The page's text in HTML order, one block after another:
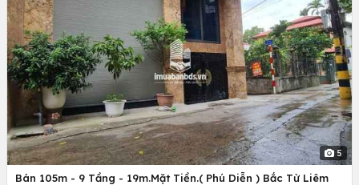
5
Bán 105m - 9 Tầng - 19m.Mặt Tiền.( Phú Diễn ) Bắc Từ Liêm